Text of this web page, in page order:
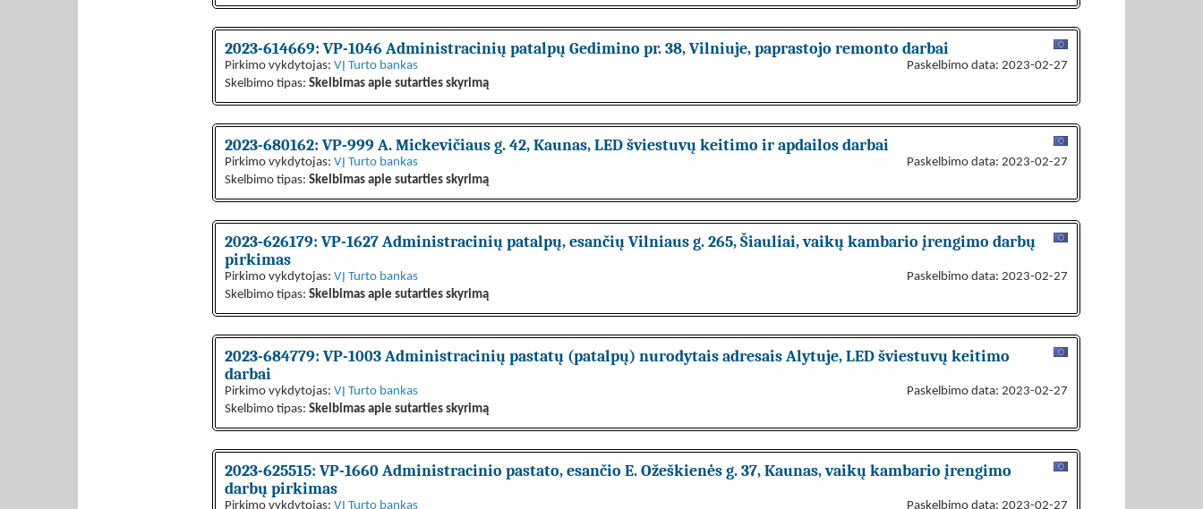
2023-614669: VP-1046 Administracinių patalpų Gedimino pr. 38, Vilniuje, paprastojo remonto darbai
Pirkimo vykdytojas: VĮ Turto bankas
Skelbimo tipas: Skelbimas apie sutarties skyrimą
Paskelbimo data: 2023-02-27
2023-680162: VP-999 A. Mickevičiaus g. 42, Kaunas, LED šviestuvų keitimo ir apdailos darbai
Pirkimo vykdytojas: VĮ Turto bankas
Skelbimo tipas: Skelbimas apie sutarties skyrimą
Paskelbimo data: 2023-02-27
2023-626179: VP-1627 Administracinių patalpų, esančių Vilniaus g. 265, Šiauliai, vaikų kambario įrengimo darbų
pirkimas
Pirkimo vykdytojas: VĮ Turto bankas
Skelbimo tipas: Skelbimas apie sutarties skyrimą
Paskelbimo data: 2023-02-27
2023-684779: VP-1003 Administracinių pastatų (patalpų) nurodytais adresais Alytuje, LED šviestuvų keitimo
darbai
Pirkimo vykdytojas: VĮ Turto bankas
Skelbimo tipas: Skelbimas apie sutarties skyrimą
Paskelbimo data: 2023-02-27
2023-625515: VP-1660 Administracinio pastato, esančio E. Ožeškienės g. 37, Kaunas, vaikų kambario įrengimo
darbų pirkimas
Pirkimo vykdytojas: VĮ Turto bankas Paskelbimo data: 2023-02-27